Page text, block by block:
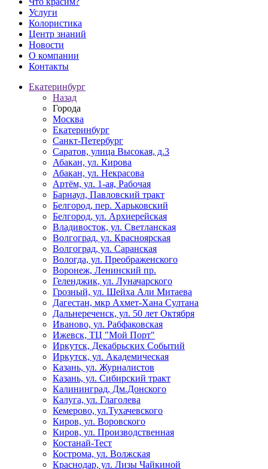
Услуги
Колористика
Центр знаний
Новости
О компании
Контакты
Екатеринбург
Назад
Города
Москва
Екатеринбург
Санкт-Петербург
Саратов, улица Высокая, д.3
Абакан, ул. Кирова
Абакан, ул. Некрасова
Артём, ул. 1-ая, Рабочая
Барнаул, Павловский тракт
Белгород, пер. Харьковский
Белгород, ул. Архиерейская
Владивосток, ул. Светланская
Волгоград, ул. Красноярская
Волгоград, ул. Саранская
Вологда, ул. Преображенского
Воронеж, Ленинский пр.
Геленджик, ул. Луначарского
Грозный, ул. Шейха Али Митаева
Дагестан, мкр Ахмет-Хана Султана
Дальнереченск, ул. 50 лет Октября
Иваново, ул. Рабфаковская
Ижевск, ТЦ "Мой Порт"
Иркутск, Декабрьских Событий
Иркутск, ул. Академическая
Казань, ул. Журналистов
Казань, ул. Сибирский тракт
Калининград, Дм.Донского
Калуга, ул. Глаголева
Кемерово, ул.Тухачевского
Киров, ул. Воровского
Киров, ул. Производственная
Костанай-Тест
Кострома, ул. Волжская
Краснодар, ул. Лизы Чайкиной